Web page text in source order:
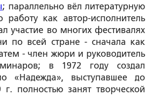
; параллельно вёл литературную
работу как автор-исполнитель
участие во многих фестивалях
по всей стране - сначала как
- член жюри и руководитель
в 1972 году создал
«Надежда», выступавшее до
полностью занят творческой